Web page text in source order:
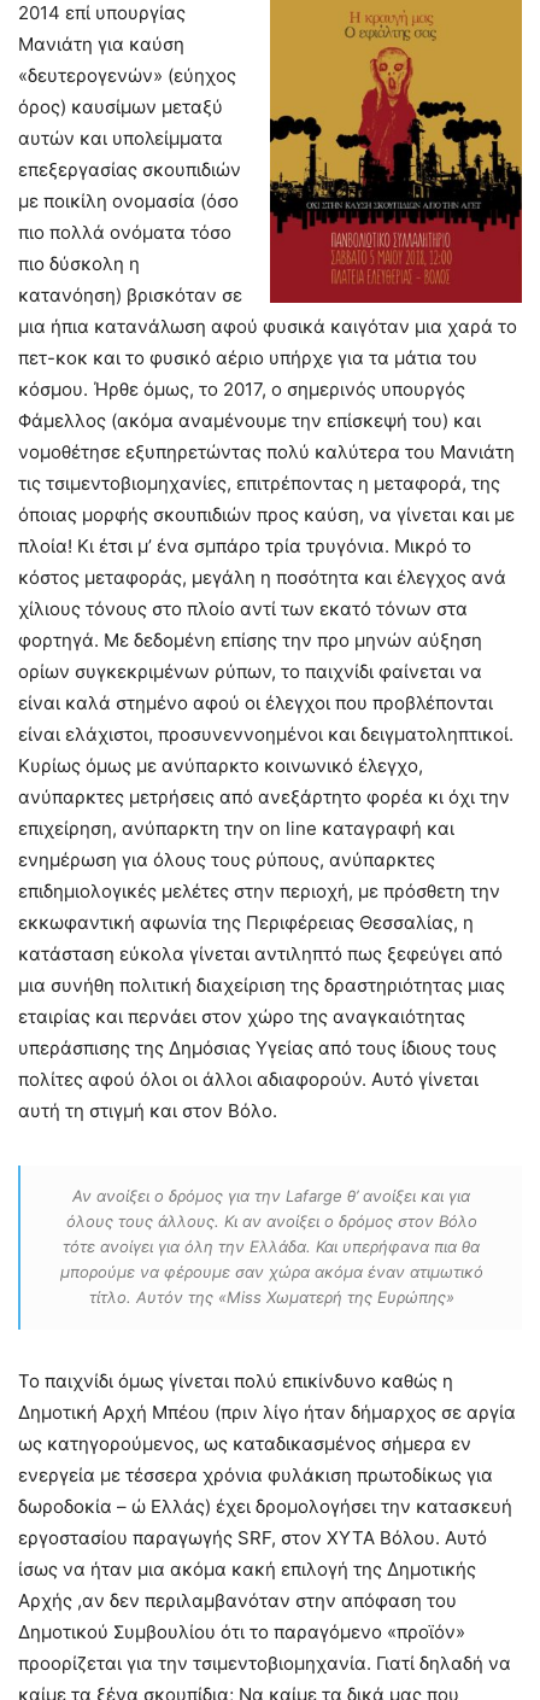
2014 επί υπουργίας
Μανιάτη για καύση
«δευτερογενών» (εύηχος
όρος) καυσίμων μεταξύ
αυτών και υπολείμματα
επεξεργασίας σκουπιδιών
με ποικίλη ονομασία (όσο
πιο πολλά ονόματα τόσο
πιο δύσκολη η
κατανόηση) βρισκόταν σε
μια ήπια κατανάλωση αφού φυσικά καιγόταν μια χαρά το
πετ-κοκ και το φυσικό αέριο υπήρχε για τα μάτια του
κόσμου. Ήρθε όμως, το 2017, ο σημερινός υπουργός
Φάμελλος (ακόμα αναμένουμε την επίσκεψή του) και
νομοθέτησε εξυπηρετώντας πολύ καλύτερα του Μανιάτη
τις τσιμεντοβιομηχανίες, επιτρέποντας η μεταφορά, της
όποιας μορφής σκουπιδιών προς καύση, να γίνεται και με
πλοία! Κι έτσι μ’ ένα σμπάρο τρία τρυγόνια. Μικρό το
κόστος μεταφοράς, μεγάλη η ποσότητα και έλεγχος ανά
χίλιους τόνους στο πλοίο αντί των εκατό τόνων στα
φορτηγά. Με δεδομένη επίσης την προ μηνών αύξηση
ορίων συγκεκριμένων ρύπων, το παιχνίδι φαίνεται να
είναι καλά στημένο αφού οι έλεγχοι που προβλέπονται
είναι ελάχιστοι, προσυνεννοημένοι και δειγματοληπτικοί.
Κυρίως όμως με ανύπαρκτο κοινωνικό έλεγχο,
ανύπαρκτες μετρήσεις από ανεξάρτητο φορέα κι όχι την
επιχείρηση, ανύπαρκτη την on line καταγραφή και
ενημέρωση για όλους τους ρύπους, ανύπαρκτες
επιδημιολογικές μελέτες στην περιοχή, με πρόσθετη την
εκκωφαντική αφωνία της Περιφέρειας Θεσσαλίας, η
κατάσταση εύκολα γίνεται αντιληπτό πως ξεφεύγει από
μια συνήθη πολιτική διαχείριση της δραστηριότητας μιας
εταιρίας και περνάει στον χώρο της αναγκαιότητας
υπεράσπισης της Δημόσιας Υγείας από τους ίδιους τους
πολίτες αφού όλοι οι άλλοι αδιαφορούν. Αυτό γίνεται
αυτή τη στιγμή και στον Βόλο.
Αν ανοίξει ο δρόμος για την Lafarge θ’ ανοίξει και για
όλους τους άλλους. Κι αν ανοίξει ο δρόμος στον Βόλο
τότε ανοίγει για όλη την Ελλάδα. Και υπερήφανα πια θα
μπορούμε να φέρουμε σαν χώρα ακόμα έναν ατιμωτικό
τίτλο. Αυτόν της «Miss Χωματερή της Ευρώπης»
Το παιχνίδι όμως γίνεται πολύ επικίνδυνο καθώς η
Δημοτική Αρχή Μπέου (πριν λίγο ήταν δήμαρχος σε αργία
ως κατηγορούμενος, ως καταδικασμένος σήμερα εν
ενεργεία με τέσσερα χρόνια φυλάκιση πρωτοδίκως για
δωροδοκία – ώ Ελλάς) έχει δρομολογήσει την κατασκευή
εργοστασίου παραγωγής SRF, στον ΧΥΤΑ Βόλου. Αυτό
ίσως να ήταν μια ακόμα κακή επιλογή της Δημοτικής
Αρχής ,αν δεν περιλαμβανόταν στην απόφαση του
Δημοτικού Συμβουλίου ότι το παραγόμενο «προϊόν»
προορίζεται για την τσιμεντοβιομηχανία. Γιατί δηλαδή να
καίμε τα ξένα σκουπίδια; Να καίμε τα δικά μας που